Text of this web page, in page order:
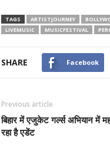
TAGS ARTISTJOURNEY
LIVEMUSIC
MUSICFESTIVAL
SHARE Facebook
Previous article
बिहार में एजुकेट गर्ल्स अभियान में
रहा है एडेंट